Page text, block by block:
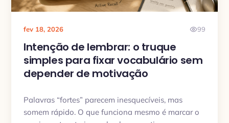
fev 18, 2026 99
Intenção de lembrar: o truque
simples para fixar vocabulário sem
depender de motivação
Palavras “fortes” parecem inesquecíveis, mas
somem rápido. O que funciona mesmo é marcar o